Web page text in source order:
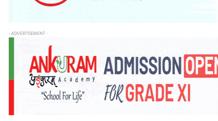
- ADVERTISEMENT -